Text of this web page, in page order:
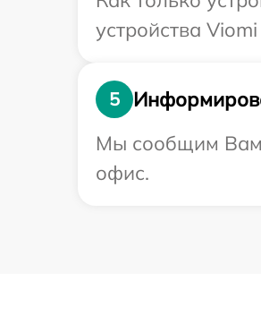
устройства
5
Мы сообщим Вам
офис.